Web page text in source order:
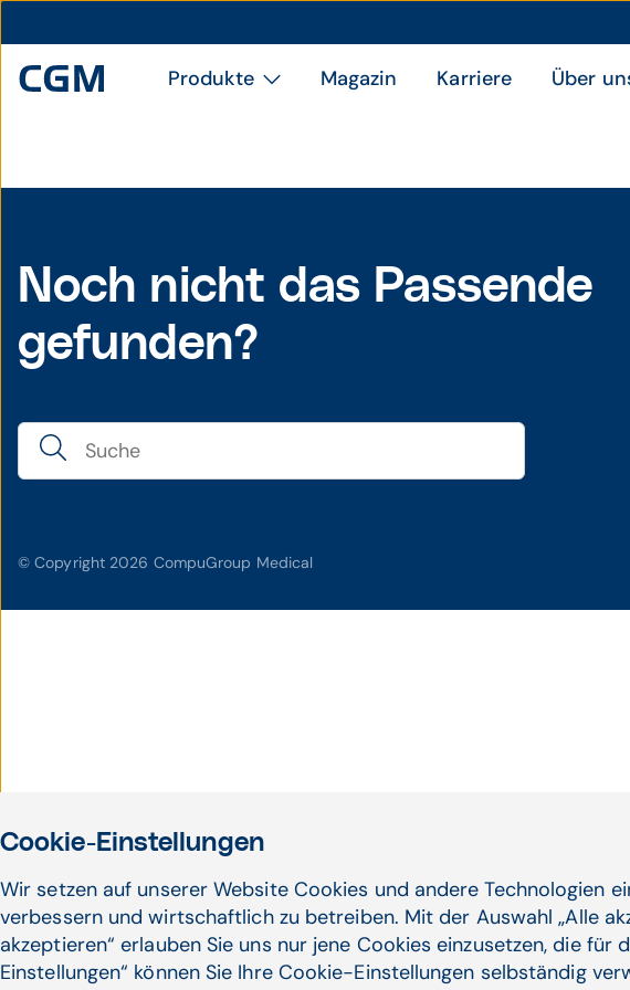
Produkte Magazin Karriere Über
Noch nicht das Passende
gefunden?
© Copyright 2026 CompuGroup Medical
Cookie-Einstellungen
Wir setzen auf unserer Website Cookies und andere Technologien
verbessern und wirtschaftlich zu betreiben. Mit der Auswahl „Alle
akzeptieren“ erlauben Sie uns nur jene Cookies einzusetzen, die
Einstellungen“ können Sie Ihre Cookie-Einstellungen selbständig